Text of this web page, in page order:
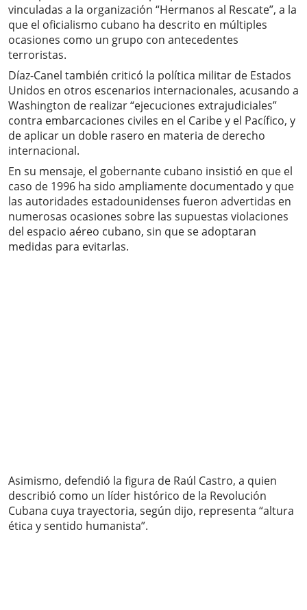
vinculadas a la organización “Hermanos al Rescate”, a la
que el oficialismo cubano ha descrito en múltiples
ocasiones como un grupo con antecedentes
terroristas.
Díaz-Canel también criticó la política militar de Estados
Unidos en otros escenarios internacionales, acusando a
Washington de realizar “ejecuciones extrajudiciales”
contra embarcaciones civiles en el Caribe y el Pacífico, y
de aplicar un doble rasero en materia de derecho
internacional.
En su mensaje, el gobernante cubano insistió en que el
caso de 1996 ha sido ampliamente documentado y que
las autoridades estadounidenses fueron advertidas en
numerosas ocasiones sobre las supuestas violaciones
del espacio aéreo cubano, sin que se adoptaran
medidas para evitarlas.
Asimismo, defendió la figura de Raúl Castro, a quien
describió como un líder histórico de la Revolución
Cubana cuya trayectoria, según dijo, representa “altura
ética y sentido humanista”.